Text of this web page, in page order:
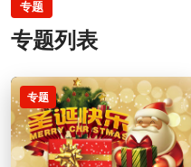
专题
专题列表
专题